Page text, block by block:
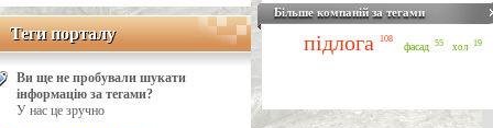
Теги порталу
Теги порталу
Ви ще не пробували шукати
інформацію за тегами?
У нас це зручно
Більше компаній за тегами
підлога 108
фасад 55 хол 19